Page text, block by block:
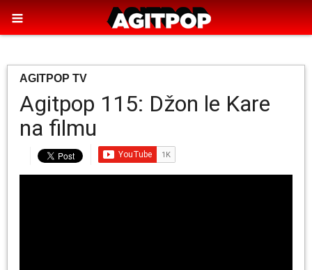
AGITPOP TV
Agitpop 115: Džon le Kare
na filmu